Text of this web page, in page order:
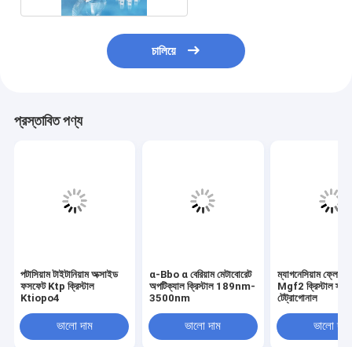
চালিয়ে
প্রস্তাবিত পণ্য
পটাসিয়াম টাইটানিয়াম অক্সাইড
ফসফেট Ktp ক্রিস্টাল
Ktiopo4
ভালো দাম
α-Bbo α বেরিয়াম মেটাবোরেট
অপটিক্যাল ক্রিস্টাল 189nm-
3500nm
ভালো দাম
ম্যাগনেসিয়াম
Mgf2 ক্রিস্টাল
টেট্রাগোনাল
ভালো দাম